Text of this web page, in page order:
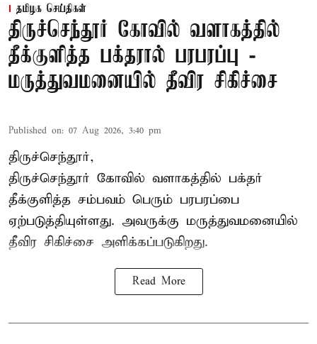
தமிழக செய்திகள்
திருச்செந்தூர் கோவில் வளாகத்தில்
தீக்குளித்த பக்தரால் பரபரப்பு -
மருத்துவமனையில் தீவிர சிகிச்சை
Published on: 07 Aug 2026, 3:40 pm
திருச்செந்தூர்,
திருச்செந்தூர் கோவில் வளாகத்தில் பக்தர்
தீக்குளித்த சம்பவம் பெரும் பரபரப்பை
ஏற்படுத்தியுள்ளது. அவருக்கு மருத்துவமனையில்
தீவிர சிகிச்சை அளிக்கப்படுகிறது.
Read More